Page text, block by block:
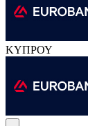
ΚΥΠΡΟΥ